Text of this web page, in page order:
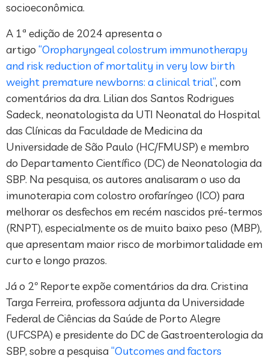
socioeconômica.
A 1ª edição de 2024 apresenta o
artigo “Oropharyngeal colostrum immunotherapy
and risk reduction of mortality in very low birth
weight premature newborns: a clinical trial”, com
comentários da dra. Lilian dos Santos Rodrigues
Sadeck, neonatologista da UTI Neonatal do Hospital
das Clínicas da Faculdade de Medicina da
Universidade de São Paulo (HC/FMUSP) e membro
do Departamento Científico (DC) de Neonatologia da
SBP. Na pesquisa, os autores analisaram o uso da
imunoterapia com colostro orofaríngeo (ICO) para
melhorar os desfechos em recém nascidos pré-termos
(RNPT), especialmente os de muito baixo peso (MBP),
que apresentam maior risco de morbimortalidade em
curto e longo prazos.
Já o 2º Reporte expõe comentários da dra. Cristina
Targa Ferreira, professora adjunta da Universidade
Federal de Ciências da Saúde de Porto Alegre
(UFCSPA) e presidente do DC de Gastroenterologia da
SBP, sobre a pesquisa “Outcomes and factors